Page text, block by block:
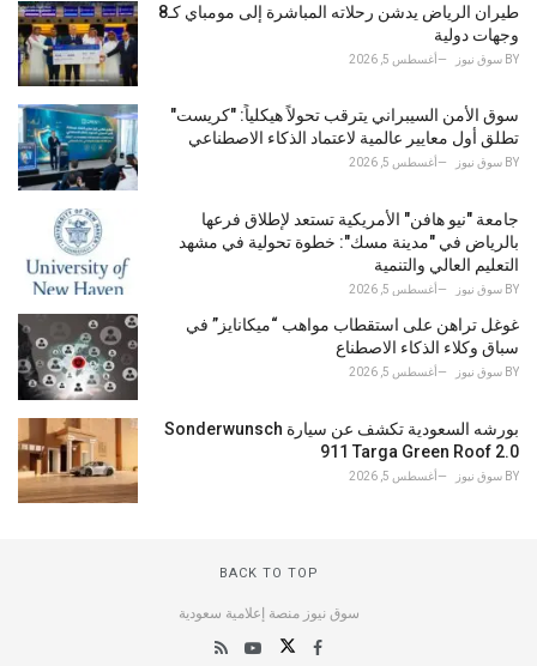
:
طيران الرياض يدشن رحلاته المباشرة إلى مومباي كـ8
وجهات دولية
BY سوق نيوز أغسطس 5, 2026
سوق الأمن السيبراني يترقب تحولاً هيكلياً: "كريست"
تطلق أول معايير عالمية لاعتماد الذكاء الاصطناعي
BY سوق نيوز أغسطس 5, 2026
جامعة "نيو هافن" الأمريكية تستعد لإطلاق فرعها
بالرياض في "مدينة مسك": خطوة تحولية في مشهد
التعليم العالي والتنمية
BY سوق نيوز أغسطس 5, 2026
غوغل تراهن على استقطاب مواهب “ميكانايز” في
سباق وكلاء الذكاء الاصطناع
BY سوق نيوز أغسطس 5, 2026
بورشه السعودية تكشف عن سيارة Sonderwunsch
911 Targa Green Roof 2.0
BY سوق نيوز أغسطس 5, 2026
BACK TO TOP
سوق نيوز منصة إعلامية سعودية